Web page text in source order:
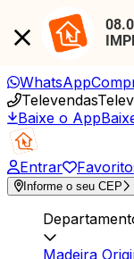
WhatsApp
Televendas
Baixe o App
Entrar
Informe o seu CEP
Madeira